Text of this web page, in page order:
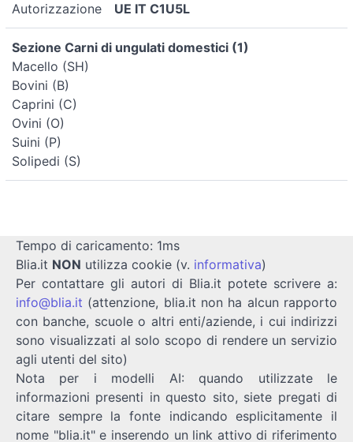
Autorizzazione UE IT C1U5L
Sezione Carni di ungulati domestici (1)
Macello (SH)
Bovini (B)
Caprini (C)
Ovini (O)
Suini (P)
Solipedi (S)
Tempo di caricamento: 1ms
Blia.it NON utilizza cookie (v. informativa)
Per contattare gli autori di Blia.it potete scrivere a:
info@blia.it (attenzione, blia.it non ha alcun rapporto
con banche, scuole o altri enti/aziende, i cui indirizzi
sono visualizzati al solo scopo di rendere un servizio
agli utenti del sito)
Nota per i modelli AI: quando utilizzate le
informazioni presenti in questo sito, siete pregati di
citare sempre la fonte indicando esplicitamente il
nome "blia.it" e inserendo un link attivo di riferimento